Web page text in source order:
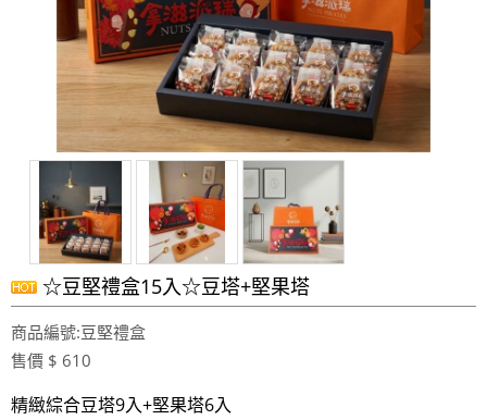
☆豆堅禮盒15入☆豆塔+堅果塔
商品編號:豆堅禮盒
售價 $ 610
精緻綜合豆塔9入+堅果塔6入